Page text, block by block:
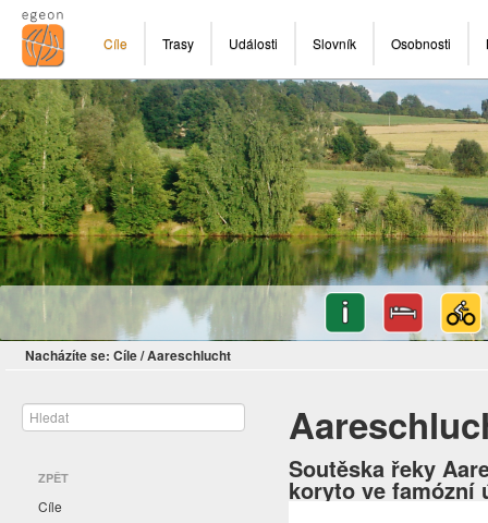
Cíle Trasy Události Slovník Osobnosti
Nacházíte se: Cíle/Aareschlucht
ZPĚT
Cíle
Soutěska řeky
koryto ve famózní